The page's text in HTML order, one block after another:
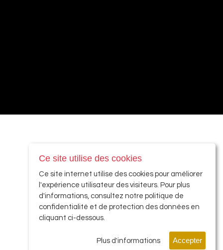
Ce site utilise des cookies
Ce site internet utilise des cookies pour améliorer
l'expérience utilisateur des visiteurs. Pour plus
d'informations, consultez notre politique de
confidentialité et de protection des données en
cliquant ci-dessous.
Plus d'informations Accepter